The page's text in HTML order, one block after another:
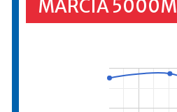
MARCIA 5000M